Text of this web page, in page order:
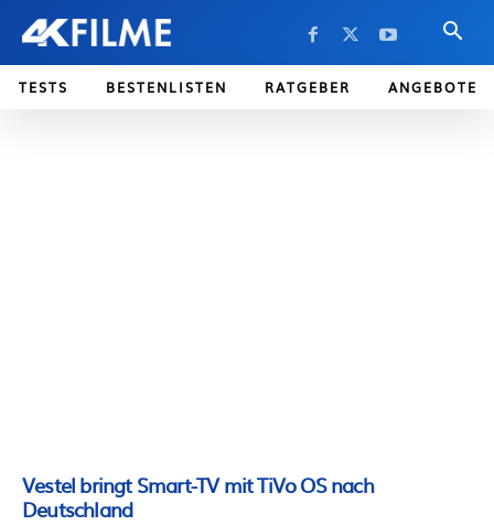
TESTS BESTENLISTEN RATGEBER ANGEBOTE
Vestel bringt Smart-TV mit TiVo OS nach
Deutschland